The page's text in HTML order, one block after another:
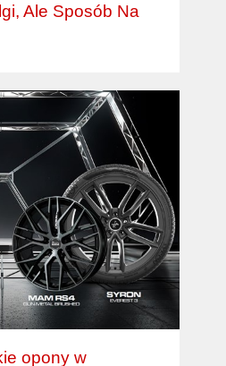
Ale Sposób Na
opony w